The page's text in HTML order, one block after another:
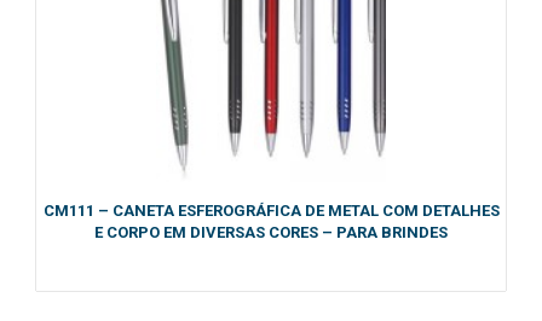
CM111 – CANETA ESFEROGRÁFICA DE METAL COM DETALHES
E CORPO EM DIVERSAS CORES – PARA BRINDES